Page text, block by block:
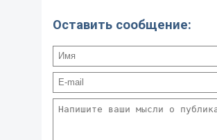
Оставить сообщение: